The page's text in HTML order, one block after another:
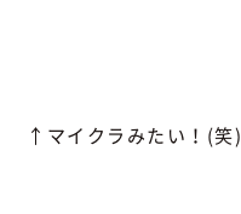
↑マイクラみたい！(笑)